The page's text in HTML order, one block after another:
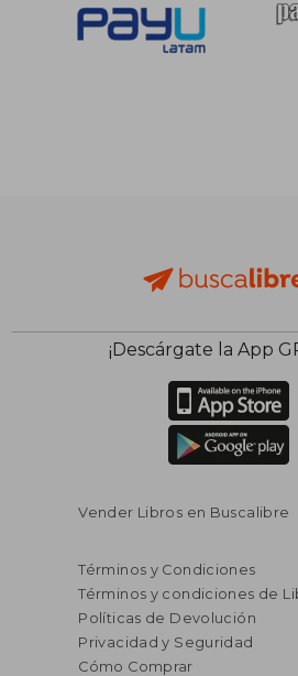
50%
dcto.
S/ 335,51
S/ 167,76
¡Descárgate la App
Vender Libros en Buscalibre
Términos y Condiciones
Términos y condiciones de
Políticas de Devolución
Privacidad y Seguridad
Cómo Comprar